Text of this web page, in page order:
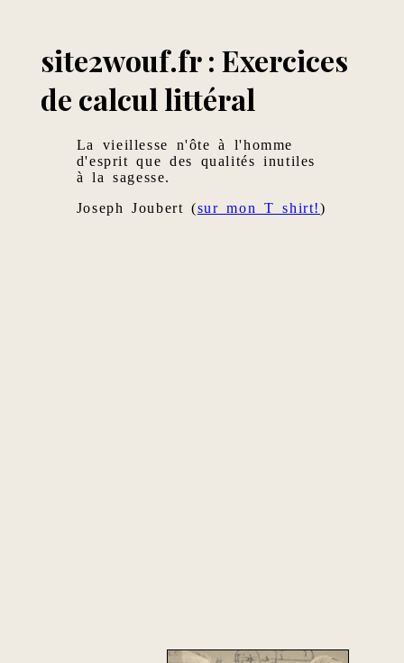
site2wouf.fr : Exercices
de calcul littéral
La vieillesse n'ôte à l'homme
d'esprit que des qualités inutiles
à la sagesse.
Joseph Joubert (sur mon T shirt!)